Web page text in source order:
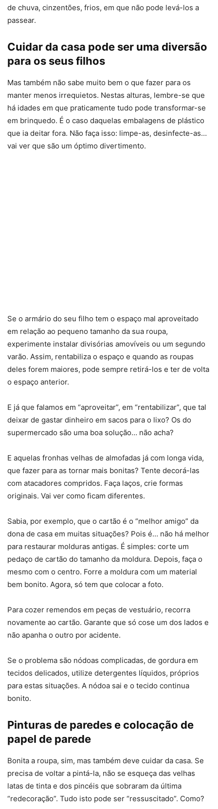
de chuva, cinzentões, frios, em que não pode levá-los a
passear.
Cuidar da casa pode ser uma diversão
para os seus filhos
Mas também não sabe muito bem o que fazer para os
manter menos irrequietos. Nestas alturas, lembre-se que
há idades em que praticamente tudo pode transformar-se
em brinquedo. É o caso daquelas embalagens de plástico
que ia deitar fora. Não faça isso: limpe-as, desinfecte-as…
vai ver que são um óptimo divertimento.
Se o armário do seu filho tem o espaço mal aproveitado
em relação ao pequeno tamanho da sua roupa,
experimente instalar divisórias amovíveis ou um segundo
varão. Assim, rentabiliza o espaço e quando as roupas
deles forem maiores, pode sempre retirá-los e ter de volta
o espaço anterior.
E já que falamos em “aproveitar”, em “rentabilizar”, que tal
deixar de gastar dinheiro em sacos para o lixo? Os do
supermercado são uma boa solução… não acha?
E aquelas fronhas velhas de almofadas já com longa vida,
que fazer para as tornar mais bonitas? Tente decorá-las
com atacadores compridos. Faça laços, crie formas
originais. Vai ver como ficam diferentes.
Sabia, por exemplo, que o cartão é o “melhor amigo” da
dona de casa em muitas situações? Pois é… não há melhor
para restaurar molduras antigas. É simples: corte um
pedaço de cartão do tamanho da moldura. Depois, faça o
mesmo com o centro. Forre a moldura com um material
bem bonito. Agora, só tem que colocar a foto.
Para cozer remendos em peças de vestuário, recorra
novamente ao cartão. Garante que só cose um dos lados e
não apanha o outro por acidente.
Se o problema são nódoas complicadas, de gordura em
tecidos delicados, utilize detergentes líquidos, próprios
para estas situações. A nódoa sai e o tecido continua
bonito.
Pinturas de paredes e colocação de
papel de parede
Bonita a roupa, sim, mas também deve cuidar da casa. Se
precisa de voltar a pintá-la, não se esqueça das velhas
latas de tinta e dos pincéis que sobraram da última
“redecoração”. Tudo isto pode ser “ressuscitado”. Como?